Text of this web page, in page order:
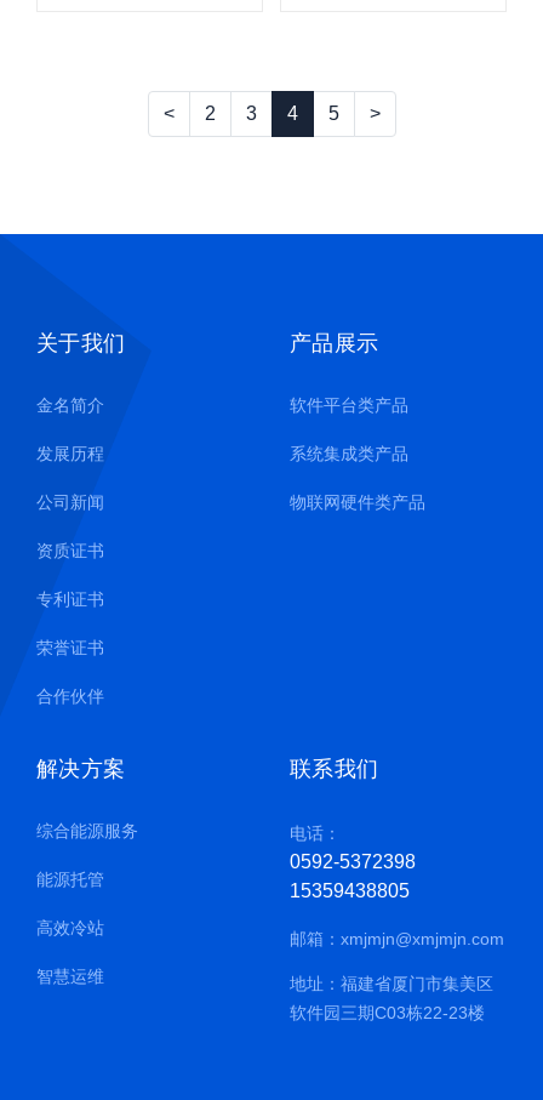
海院区后勤保
障服务项目
海院区空调维
保项目
< 2 3 4 5 >
关于我们
金名简介
发展历程
公司新闻
资质证书
专利证书
荣誉证书
合作伙伴
产品展示
软件平台类产品
系统集成类产品
物联网硬件类产品
解决方案
综合能源服务
能源托管
高效冷站
智慧运维
联系我们
电话：
0592-5372398
15359438805
邮箱： xmjmjn@xmjmjn.com
地址：福建省厦门市集美区
软件园三期C03栋22-23楼